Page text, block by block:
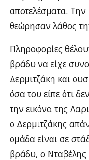
αποτελέσματα. Την
θεώρησαν λάθος
Πληροφορίες
βράδυ να είχε
Δερμιτζάκη και
όσα του είπε ότι
την εικόνα της
ο Δερμιτζάκης
ομάδα είναι σε
βράδυ, ο Νταβέλης